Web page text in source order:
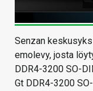
Senzan
emolevy, josta
DDR4-3200 SO-
Gt DDR4-3200